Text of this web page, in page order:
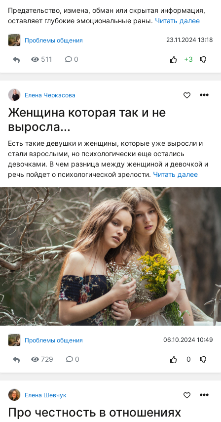
Предательство, измена, обман или скрытая информация,
оставляет глубокие эмоциональные раны. Читать далее
Проблемы общения 23.11.2024 13:18
511 0 +3
Елена Черкасова
Женщина которая так и не
выросла...
Есть такие девушки и женщины, которые уже выросли и
стали взрослыми, но психологически еще остались
девочками. В чем разница между женщиной и девочкой и
речь пойдет о психологической зрелости. Читать далее
Проблемы общения 06.10.2024 10:49
729 0 0
Елена Шевчук
Про честность в отношениях